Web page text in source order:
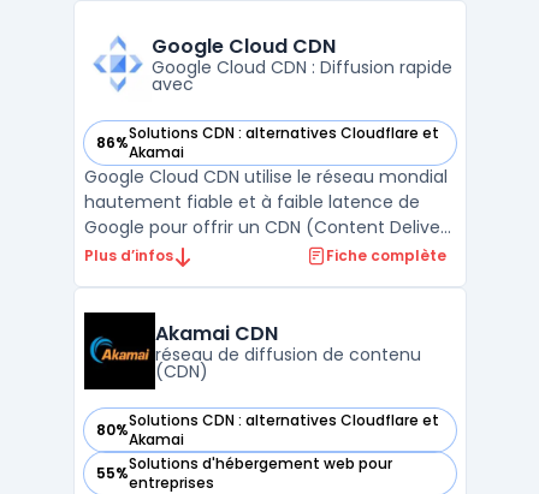
Google Cloud CDN
Google Cloud CDN : Diffusion rapide
avec
86%Solutions CDN : alternatives Cloudflare et
Akamai
— voir Google Cloud CDN dans cette catégorie
Google Cloud CDN utilise le réseau mondial
hautement fiable et à faible latence de
Google pour offrir un CDN (Content Delivery
Network) optimisé. Ce service est
contenus web.En s'appuyant sur
l'infrastructure mondiale de Googl ...
Plus d’infos Fiche complète
Akamai CDN
réseau de diffusion de contenu
(CDN)
80%Solutions CDN : alternatives Cloudflare et
Akamai
— voir Akamai CDN dans cette catégorie
55%Solutions d'hébergement web pour
entreprises
— voir Akamai CDN dans cette catégorie